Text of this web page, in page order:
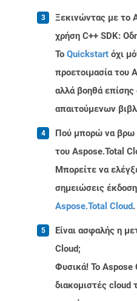
Ξεκινώντας με το
χρήση C++ SDK:
Το Quickstart όχι
προετοιμασία του
αλλά βοηθά
απαιτούμενων
Πού μπορώ να βρω
του Aspose.Total
Μπορείτε να
σημειώσεις
Aspose.Total Cloud.
Είναι ασφαλής η
Cloud;
Φυσικά! Το Aspose
διακομιστές cloud